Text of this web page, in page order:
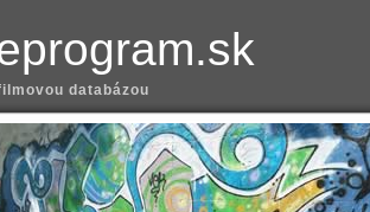
databázou